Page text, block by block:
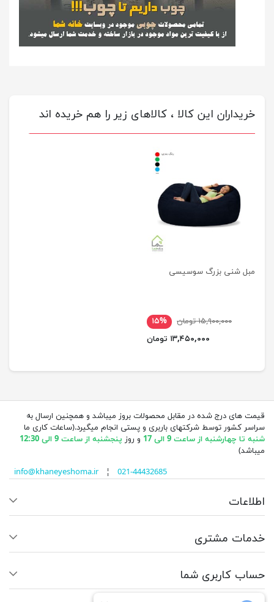
خریداران این کالا ، کالاهای زیر را هم خریده اند
مبل شنی بزرگ سوسیسی
۱۵,۹۰۰,۰۰۰ تومان
۱۵%
۱۳,۴۵۰,۰۰۰ تومان
قیمت های درج شده در مقابل محصولات بروز میباشد و همچنین ارسال به
سراسر کشور توسط شرکتهای باربری و پستی انجام میگیرد.(ساعات کاری ما
شنبه تا چهارشنبه از ساعت 9 الی 17
و روز پنجشنبه از ساعت 9 الی 12:30
میباشد)
info@khaneyeshoma.ir¦ 021-44432685
اطلاعات
خدمات مشتری
حساب کاربری شما